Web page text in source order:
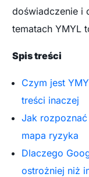
doświadczenie i
tematach YMYL
Spis treści
Czym jest
treści inaczej
Jak
mapa ryzyka
Dlaczego
ostrożniej niż